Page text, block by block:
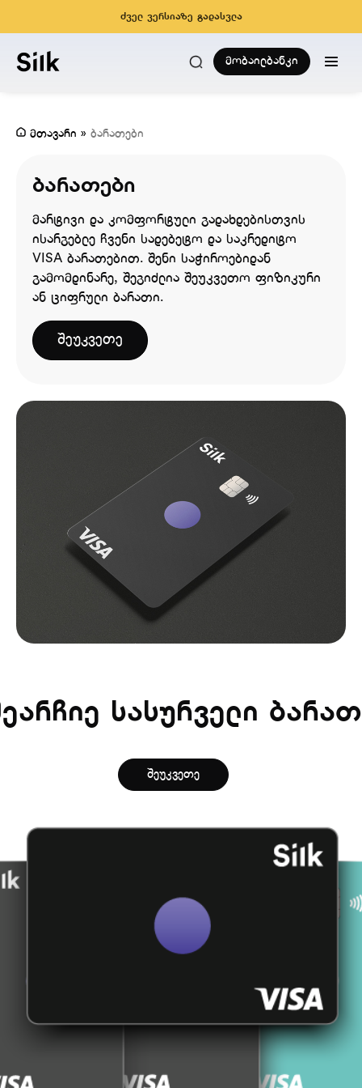
ძველ ვერსიაზე გადასვლა
მობაილბანკი
მთავარი » ბარათები
ბარათები
მარტივი და კომფორტული გადახდებისთვის
ისარგებლე ჩვენი სადებეტო და საკრედიტო
VISA ბარათებით. შენი საჭიროებიდან
გამომდინარე, შეგიძლია შეუკვეთო ფიზიკური
ან ციფრული ბარათი.
შეუკვეთე
სასურველი
შეუკვეთე